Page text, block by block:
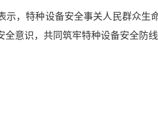
示，特种设备安全事关人民群众
意识，共同筑牢特种设备安全防